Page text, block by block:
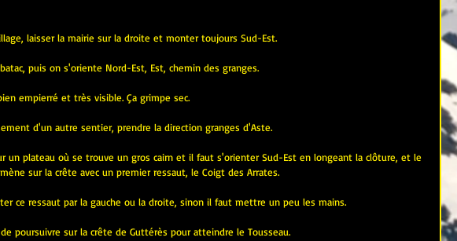
laisser la mairie sur la droite et monter toujours Sud-Est.
puis on s'oriente Nord-Est, Est, chemin des granges.
empierré et très visible. Ça grimpe sec.
d'un autre sentier, prendre la direction granges d'Aste.
un plateau où se trouve un gros cairn et il faut s'orienter Sud-Est en longeant la clôture, et le
sur la crête avec un premier ressaut, le Coigt des Arrates.
ce ressaut par la gauche ou la droite, sinon il faut mettre un peu les mains.
poursuivre sur la crête de Guttérès pour atteindre le Tousseau.